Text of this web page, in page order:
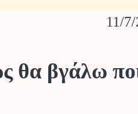
11/
θα βγάλω